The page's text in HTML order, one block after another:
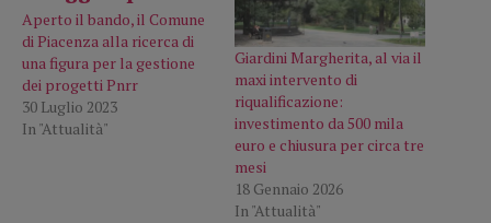
Aperto il bando, il Comune
di Piacenza alla ricerca di
una figura per la gestione
dei progetti Pnrr
30 Luglio 2023
In "Attualità"
Giardini Margherita, al via il
maxi intervento di
riqualificazione:
investimento da 500 mila
euro e chiusura per circa tre
mesi
18 Gennaio 2026
In "Attualità"